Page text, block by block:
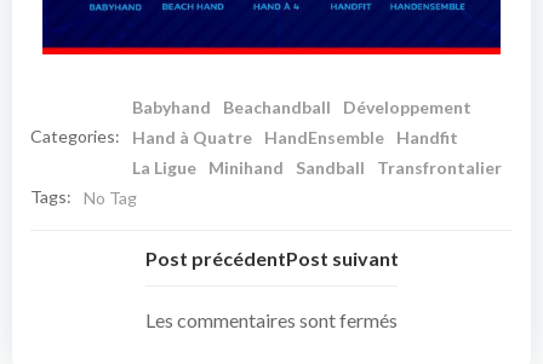
Categories:
Babyhand Beachandball
Développement
Hand à Quatre
HandEnsemble
Handfit
La Ligue
Minihand Sandball
Transfrontalier
Tags:
No Tag
Post précédentPost suivant
Les commentaires sont fermés